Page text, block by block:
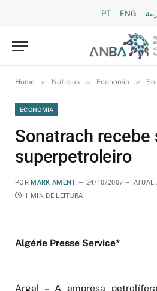
PT ENG
Home » Notícias » Economia »
ECONOMIA
Sonatrach recebe
superpetroleiro
POR MARK AMENT 24/10/2007
1 MIN DE LEITURA
Algérie Presse Service*
Argel – A empresa